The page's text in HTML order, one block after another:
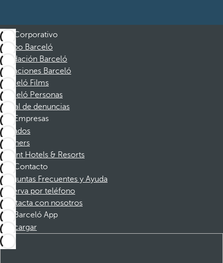
Corporativo
Grupo Barceló
Fundación Barceló
Vacaciones Barceló
Barceló Films
Barceló Personas
Canal de denuncias
Empresas
Afiliados
Partners
Dorint Hotels & Resorts
Contacto
Preguntas Frecuentes y Ayuda
Reserva por teléfono
Contacta con nosotros
Barceló App
Descargar